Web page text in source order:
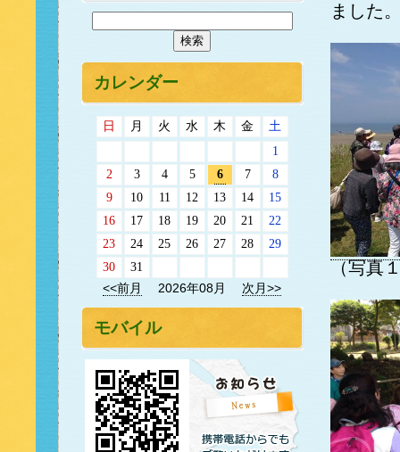
ました
（写真
カレンダー
日 月 火 水 木 金
土
1
2
3 4 5 6 7
8
9
10 11 12 13 14
15
16
17 18 19 20 21
22
23
24 25 26 27 28
29
30
31
<<前月
2026年08月 次月>>
モバイル